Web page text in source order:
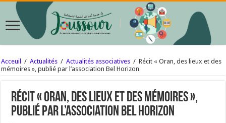
Acceuil / Actualités / Actualités associatives / Récit « Oran, des lieux et des
mémoires », publié par l’association Bel Horizon
Récit « Oran, des lieux et des mémoires »,
publié par l’association Bel Horizon